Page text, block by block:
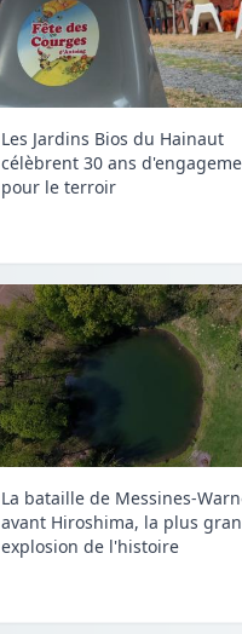
Les Jardins Bios du Hainaut
célèbrent 30 ans
pour le terroir
La bataille de Messines-
avant Hiroshima, la plus
explosion de l'histoire